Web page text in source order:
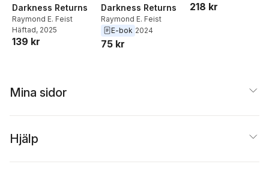
Darkness Returns
Raymond E. Feist
Häftad, 2025
139 kr
Darkness Returns
Raymond E. Feist
E-bok 2024
75 kr
218 kr
Mina sidor
Hjälp